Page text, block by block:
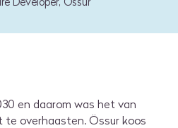
en daarom was het van
te overhaasten. Össur koos